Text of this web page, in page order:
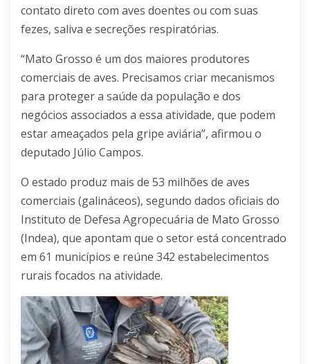
contato direto com aves doentes ou com suas
fezes, saliva e secreções respiratórias.
“Mato Grosso é um dos maiores produtores
comerciais de aves. Precisamos criar mecanismos
para proteger a saúde da população e dos
negócios associados a essa atividade, que podem
estar ameaçados pela gripe aviária”, afirmou o
deputado Júlio Campos.
O estado produz mais de 53 milhões de aves
comerciais (galináceos), segundo dados oficiais do
Instituto de Defesa Agropecuária de Mato Grosso
(Indea), que apontam que o setor está concentrado
em 61 municípios e reúne 342 estabelecimentos
rurais focados na atividade.